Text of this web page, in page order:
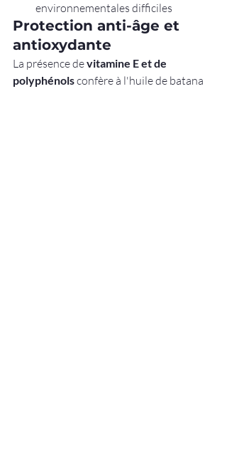
environnementales difficiles
Protection anti-âge et
antioxydante
La présence de vitamine E et de
polyphénols confère à l'huile de batana